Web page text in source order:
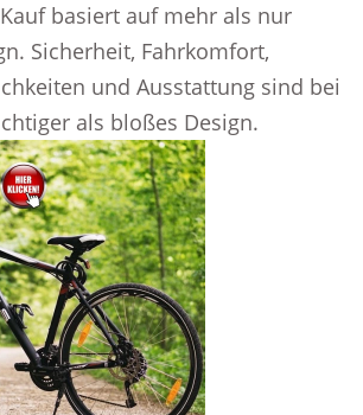
basiert auf mehr als nur
Sicherheit, Fahrkomfort,
und Ausstattung sind bei
als bloßes Design.